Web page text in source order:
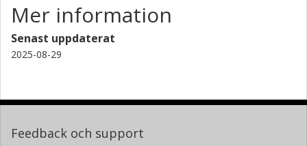
Mer information
Senast uppdaterat
2025-08-29
Feedback och support